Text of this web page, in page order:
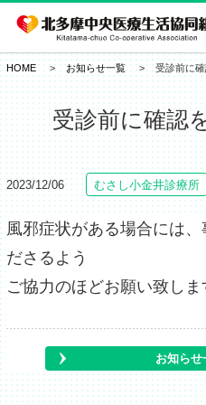
HOME お知らせ一覧 受診前に
受診前に確認
2023/12/06 むさし小金井診療所
風邪症状がある場合には
ださるよう
ご協力のほどお願い致しま
お知らせ